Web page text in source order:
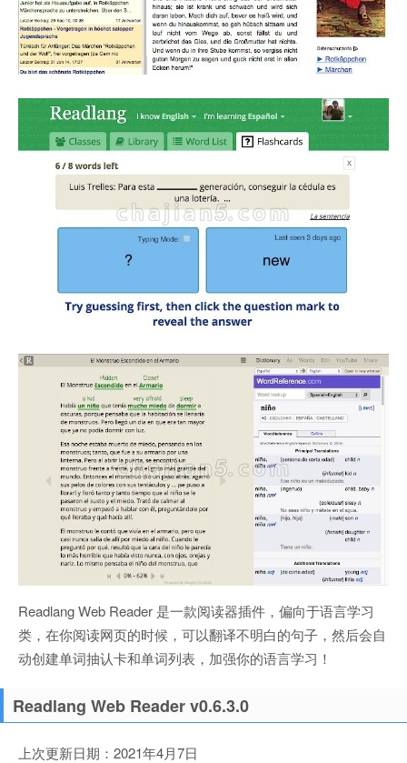
Readlang Web Reader 是一款阅读器插件，偏向于语言学习
类，在你阅读网页的时候，可以翻译不明白的句子，然后会自
动创建单词抽认卡和单词列表，加强你的语言学习！
Readlang Web Reader v0.6.3.0
上次更新日期：2021年4月7日